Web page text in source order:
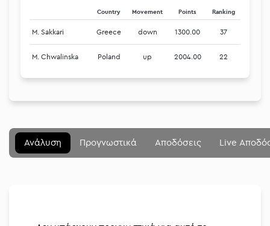
Country Movement Points Ranking
M. Sakkari Greece down 1300.00 37
M. Chwalinska Poland up 2004.00 22
Ανάλυση Προγνωστικά Αποδόσεις Live
Μενού Κλείσιμο
Αναλύσεις